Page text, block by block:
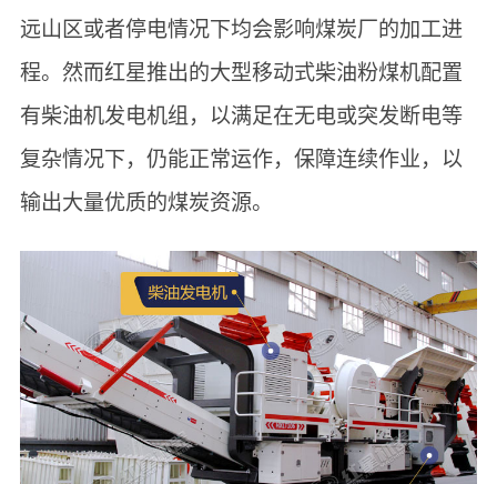
远山区或者停电情况下均会影响煤炭厂的加工进
程。然而红星推出的大型移动式柴油粉煤机配置
有柴油机发电机组，以满足在无电或突发断电等
复杂情况下，仍能正常运作，保障连续作业，以
输出大量优质的煤炭资源。